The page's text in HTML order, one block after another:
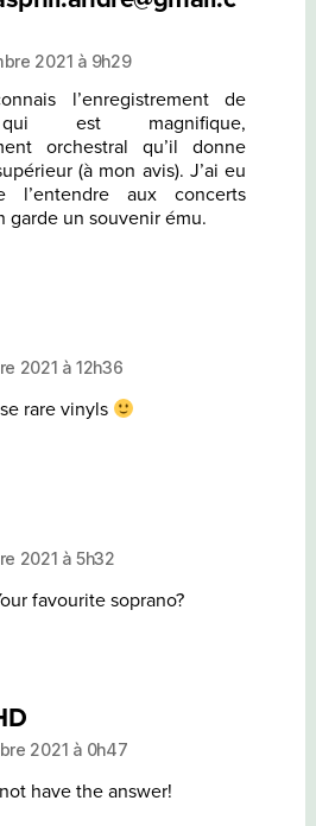
2021 à 9h29
l’enregistrement de
qui est magnifique,
orchestral qu’il donne
(à mon avis). J’ai eu
l’entendre aux concerts
garde un souvenir ému.
2021 à 12h36
rare vinyls
2021 à 5h32
favourite soprano?
dit :
2021 à 0h47
have the answer!